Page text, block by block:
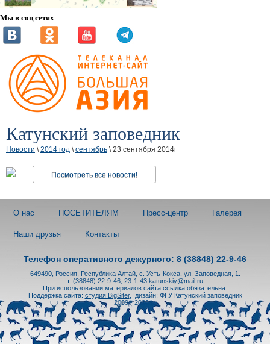
Мы в соц сетях
Катунский заповедник
Новости \2014 год \сентябрь \ 23 сентября 2014г
Посмотреть все новости!
О нас ПОСЕТИТЕЛЯМ Пресс-центр Галерея
Наши друзья Контакты
Телефон оперативного дежурного: 8 (38848) 22-9-46
649490, Россия, Республика Алтай, с. Усть-Кокса, ул. Заповедная, 1.
т. (38848) 22-9-46, 23-1-43 katunskiy@mail.ru
При использовании материалов сайта ссылка обязательна.
Поддержка сайта: студия BigSiter,
дизайн: ФГУ Катунский заповедник
2009 - 2026 гг.